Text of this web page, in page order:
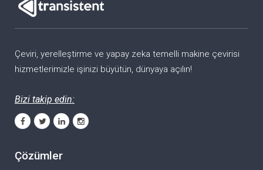
Çeviri, yerelleştirme ve yapay zeka temelli makine çevirisi
hizmetlerimizle işinizi büyütün, dünyaya açılın!
Bizi takip edin:
Çözümler